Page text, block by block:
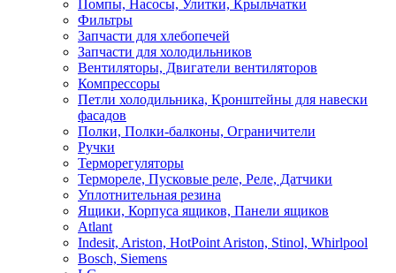
Помпы, Насосы, Улитки, Крыльчатки
Фильтры
Запчасти для хлебопечей
Запчасти для холодильников
Вентиляторы, Двигатели вентиляторов
Компрессоры
Петли холодильника, Кронштейны для навески
фасадов
Полки, Полки-балконы, Ограничители
Ручки
Терморегуляторы
Термореле, Пусковые реле, Реле, Датчики
Уплотнительная резина
Ящики, Корпуса ящиков, Панели ящиков
Atlant
Indesit, Ariston, HotPoint Ariston, Stinol, Whirlpool
Bosch, Siemens